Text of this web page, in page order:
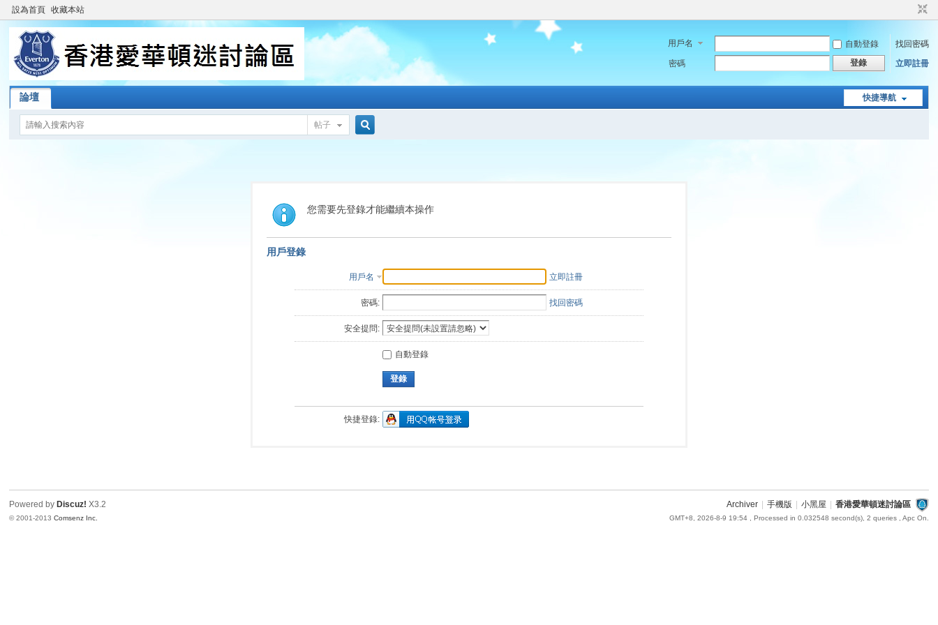
設為首頁 收藏本站
用戶名 自動登錄
找回密碼
密碼
登錄 立即註冊
快捷導航
論壇
帖子
索
您需要先登錄才能繼續本操作
用戶登錄
用戶名 立即註冊
密碼: 找回密碼
安全提問:
自動登錄
登錄
快捷登錄:
Archiver 手機版 小黑屋 香港愛華頓迷討論區
GMT+8, 2026-8-9 19:54, Processed in 0.032548 second(s), 2 queries , Apc On.
Powered by Discuz! X3.2
© 2001-2013Comsenz Inc.